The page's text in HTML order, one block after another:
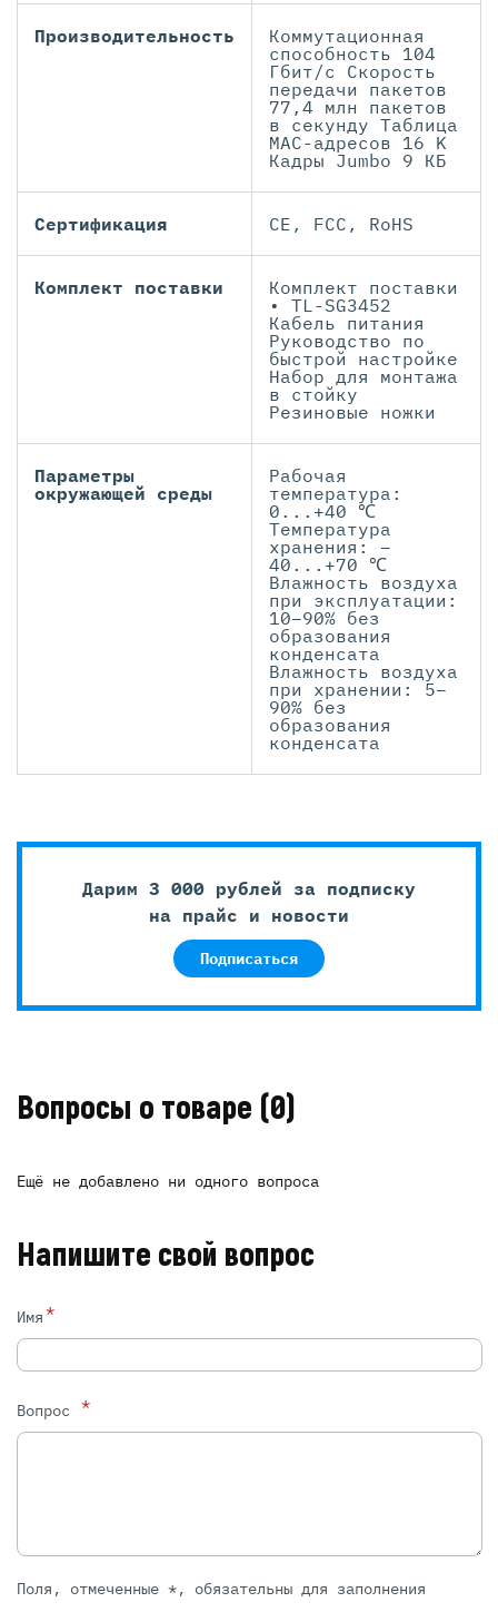
Производительность
Коммутационная
способность 104
Гбит/с Скорость
передачи пакетов
77,4 млн пакетов
в секунду Таблица
МАС-адресов 16 K
Кадры Jumbo 9 КБ
Сертификация CE, FCC, RoHS
Комплект поставки
Комплект поставки
• TL-SG3452
Кабель питания
Руководство по
быстрой настройке
Набор для монтажа
в стойку
Резиновые ножки
Параметры
окружающей среды
Рабочая
температура:
0...+40 ℃
Температура
хранения: –
40...+70 ℃
Влажность воздуха
при эксплуатации:
10–90% без
образования
конденсата
Влажность воздуха
при хранении: 5–
90% без
образования
конденсата
Дарим 3 000 рублей за подписку
на прайс и новости
Подписаться
Вопросы о товаре (0)
Ещё не добавлено ни одного вопроса
Напишите свой вопрос
Имя*
Вопрос *
Поля, отмеченные *, обязательны для заполнения